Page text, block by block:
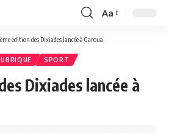
Redimensionner
Aa
édition des Dixiades lancée à Garoua
SPORT
Dixiades lancée à